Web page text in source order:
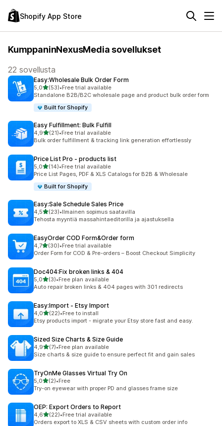
Shopify App Store
KumppaninNexusMedia sovellukset
22 sovellusta
Easy:Wholesale Bulk Order Form
5,0/ 5 tähteä
(53)
53 arvostelua yhteensä
•Free trial available
Standalone B2B/B2C wholesale page and product bulk order form
Built for Shopify
Easy Fulfillment: Bulk Fulfill
4,9/ 5 tähteä
(21)
21 arvostelua yhteensä
•Free trial available
Bulk order fulfillment & tracking link generation effortlessly
Price List Pro ‑ products list
5,0/ 5 tähteä
(14)
14 arvostelua yhteensä
•Free trial available
Price List Pages, PDF & XLS Catalogs for B2B & Wholesale
Built for Shopify
Easy:Sale Schedule Sales Price
4,5/ 5 tähteä
(23)
23 arvostelua yhteensä
•Ilmainen sopimus saatavilla
Tehosta myyntiä massahintaeditorilla ja ajastuksella
EasyOrder COD Form&Order form
4,7/ 5 tähteä
(30)
30 arvostelua yhteensä
•Free trial available
Order Form for COD & Pre-orders – Boost Checkout Simplicity
Doc404:Fix broken links & 404
5,0/ 5 tähteä
(3)
3 arvostelua yhteensä
•Free plan available
Auto repair broken links & 404 pages with 301 redirects
Easy:Import ‑ Etsy Import
4,0/ 5 tähteä
(22)
22 arvostelua yhteensä
•Free to install
Etsy products import - migrate your Etsy store fast and easy.
Sized Size Charts & Size Guide
4,9/ 5 tähteä
(7)
7 arvostelua yhteensä
•Free plan available
Size charts & size guide to ensure perfect fit and gain sales
TryOnMe Glasses Virtual Try On
5,0/ 5 tähteä
(2)
2 arvostelua yhteensä
•Free
Try-on eyewear with proper PD and glasses frame size
OEP: Export Orders to Report
4,6/ 5 tähteä
(22)
22 arvostelua yhteensä
•Free trial available
Orders export to XLS & CSV sheets with custom order info